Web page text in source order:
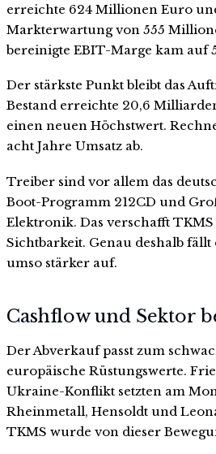
erreichte 624 Millionen Euro
Markterwartung von 555
bereinigte EBIT-Marge kam auf
Der stärkste Punkt bleibt das
Bestand erreichte 20,6
einen neuen Höchstwert.
acht Jahre Umsatz ab.
Treiber sind vor allem das
Boot-Programm 212CD und
Elektronik. Das verschafft
Sichtbarkeit. Genau deshalb
umso stärker auf.
Cashflow und Sektor
Der Abverkauf passt zum
europäische Rüstungswerte.
Ukraine-Konflikt setzten am
Rheinmetall, Hensoldt und
TKMS wurde von dieser